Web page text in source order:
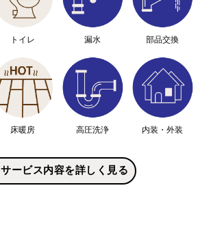
トイレ 漏水 部品交換
床暖房 高圧洗浄 内装・外装
サービス内容を詳しく見る